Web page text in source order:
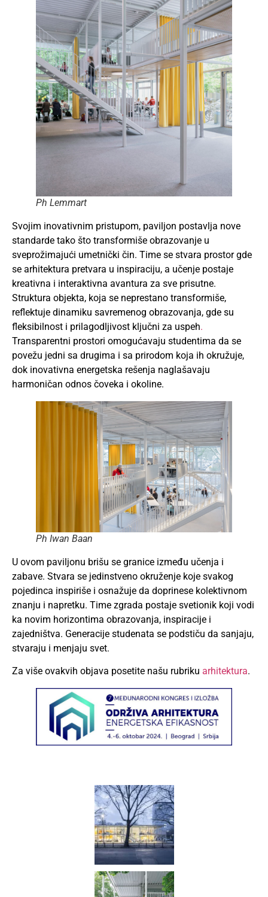
Ph Lemmart
Svojim inovativnim pristupom, paviljon postavlja nove
standarde tako što transformiše obrazovanje u
sveprožimajući umetnički čin. Time se stvara prostor gde
se arhitektura pretvara u inspiraciju, a učenje postaje
kreativna i interaktivna avantura za sve prisutne.
Struktura objekta, koja se neprestano transformiše,
reflektuje dinamiku savremenog obrazovanja, gde su
fleksibilnost i prilagodljivost ključni za uspeh.
Transparentni prostori omogućavaju studentima da se
povežu jedni sa drugima i sa prirodom koja ih okružuje,
dok inovativna energetska rešenja naglašavaju
harmoničan odnos čoveka i okoline.
Ph Iwan Baan
U ovom paviljonu brišu se granice između učenja i
zabave. Stvara se jedinstveno okruženje koje svakog
pojedinca inspiriše i osnažuje da doprinese kolektivnom
znanju i napretku. Time zgrada postaje svetionik koji vodi
ka novim horizontima obrazovanja, inspiracije i
zajedništva. Generacije studenata se podstiču da sanjaju,
stvaraju i menjaju svet.
Za više ovakvih objava posetite našu rubriku arhitektura.